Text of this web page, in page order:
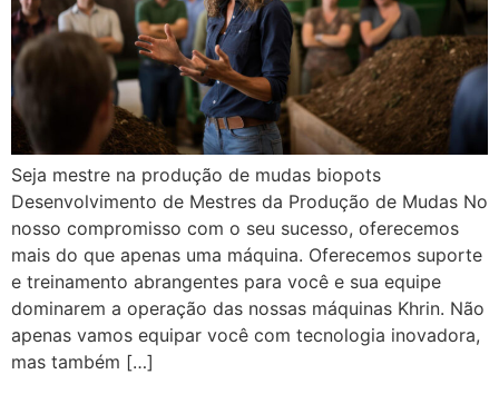
Seja mestre na produção de mudas biopots
Desenvolvimento de Mestres da Produção de Mudas No
nosso compromisso com o seu sucesso, oferecemos
mais do que apenas uma máquina. Oferecemos suporte
e treinamento abrangentes para você e sua equipe
dominarem a operação das nossas máquinas Khrin. Não
apenas vamos equipar você com tecnologia inovadora,
mas também […]